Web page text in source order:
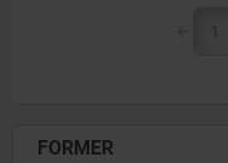
1
FORMER